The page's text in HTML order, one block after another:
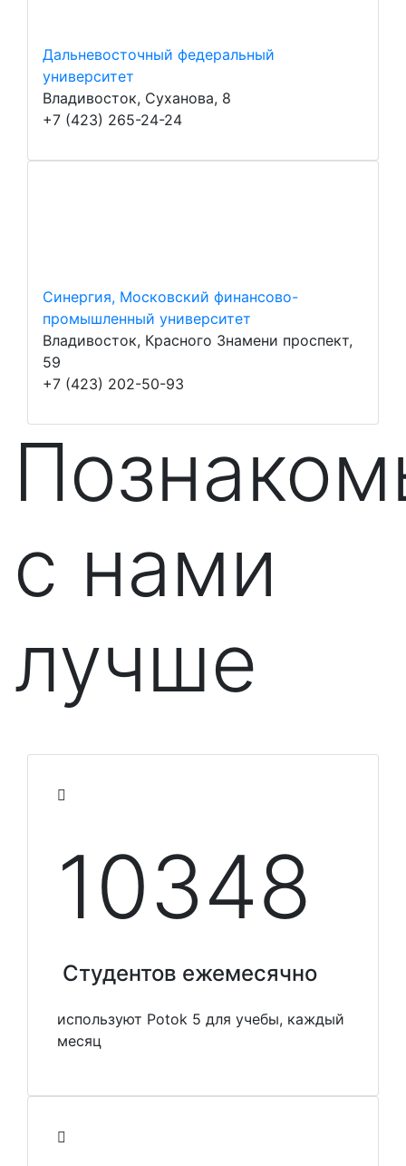
Дальневосточный федеральный
университет
Владивосток, Суханова, 8
+7 (423) 265-24-24
Синергия, Московский финансово-
промышленный университет
Владивосток, Красного Знамени проспект,
59
+7 (423) 202-50-93
с нами
лучше
10348
Студентов ежемесячно
используют Potok 5 для учебы, каждый
месяц